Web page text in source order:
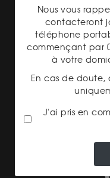
Nous vous
contacteront
téléphone
commençant par
à votre
En cas de
J'ai pris en